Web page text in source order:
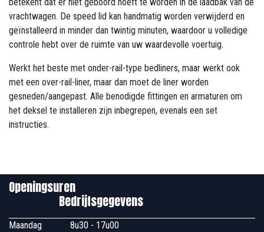
vrachtwagen. De speed lid kan handmatig worden verwijderd en
geïnstalleerd in minder dan twintig minuten, waardoor u volledige
controle hebt over de ruimte van uw waardevolle voertuig.
Werkt het beste met onder-rail-type bedliners, maar werkt ook
met een over-rail-liner, maar dan moet de liner worden
gesneden/aangepast. Alle benodigde fittingen en armaturen om
het deksel te installeren zijn inbegrepen, evenals een set
instructies.
Openingsuren
Bedrijfsgegevens
Maandag
​8u30 - 17u00